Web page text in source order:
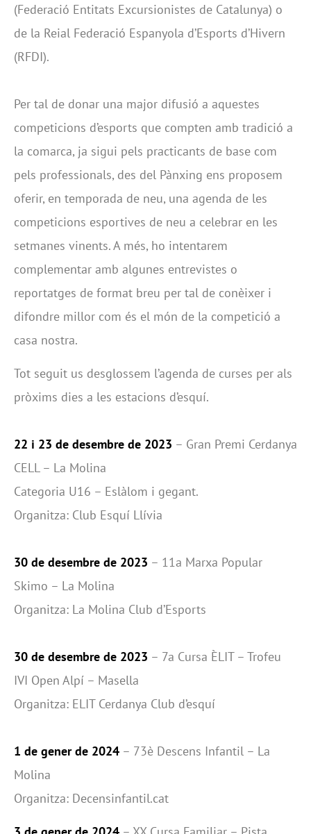
(Federació Entitats Excursionistes de Catalunya) o
de la Reial Federació Espanyola d’Esports d’Hivern
(RFDI).
Per tal de donar una major difusió a aquestes
competicions d’esports que compten amb tradició a
la comarca, ja sigui pels practicants de base com
pels professionals, des del Pànxing ens proposem
oferir, en temporada de neu, una agenda de les
competicions esportives de neu a celebrar en les
setmanes vinents. A més, ho intentarem
complementar amb algunes entrevistes o
reportatges de format breu per tal de conèixer i
difondre millor com és el món de la competició a
casa nostra.
Tot seguit us desglossem l’agenda de curses per als
pròxims dies a les estacions d’esquí.
22 i 23 de desembre de 2023 – Gran Premi Cerdanya
CELL – La Molina
Categoria U16 – Eslàlom i gegant.
Organitza: Club Esquí Llívia
30 de desembre de 2023 – 11a Marxa Popular
Skimo – La Molina
Organitza: La Molina Club d’Esports
30 de desembre de 2023 – 7a Cursa ÈLIT – Trofeu
IVI Open Alpí – Masella
Organitza: ELIT Cerdanya Club d’esquí
1 de gener de 2024 – 73è Descens Infantil – La
Molina
Organitza: Decensinfantil.cat